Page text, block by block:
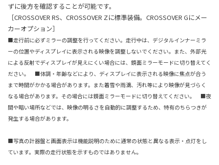
ずに後方を確認することが可能です。
［CROSSOVER RS、CROSSOVER Zに標準装備。CROSSOVER Gにメー
カーオプション］
■走行前に必ずミラーの調整を行ってください。走行中は、デジタルインナーミラ
ーの位置やディスプレイに表示される映像を調整しないでください。また、外部光
による反射でディスプレイが見えにくい場合には、鏡面ミラーモードに切り替えてく
ださい。 ■体調・年齢などにより、ディスプレイに表示される映像に焦点が合う
まで時間がかかる場合があります。また着雪や雨滴、汚れ等により映像が見づらく
なる場合があります。その場合には鏡面ミラーモードに切り替えてください。 ■夜
間や暗い場所などでは、映像の明るさを自動的に調整するため、特有のちらつきが
発生する場合があります。
■写真の計器盤と画面表示は機能説明のために通常の状態と異なる表示・点灯をし
ています。実際の走行状態を示すものではありません。